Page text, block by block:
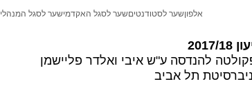
18
להנדסה ע"ש איבי ואלדר פליישמן
תל אביב
אלפוןשער לסטודנטיםשער לסגל האקדמישער לסגל המנהלי